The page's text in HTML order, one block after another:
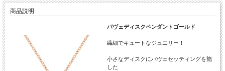
商品説明
パヴェディスクペンダントゴールド
繊細でキュートなジュエリー！
小さなディスクにパヴェセッティングを施
した